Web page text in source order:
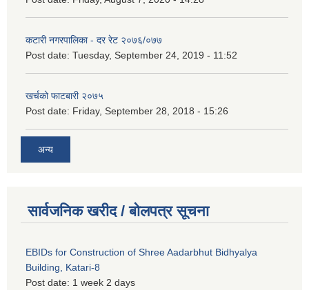
कटारी नगरपालिका - दर रेट २०७६/०७७
Post date: Tuesday, September 24, 2019 - 11:52
खर्चको फाटबारी २०७५
Post date: Friday, September 28, 2018 - 15:26
अन्य
सार्वजनिक खरीद / बोलपत्र सूचना
EBIDs for Construction of Shree Aadarbhut Bidhyalya
Building, Katari-8
Post date: 1 week 2 days